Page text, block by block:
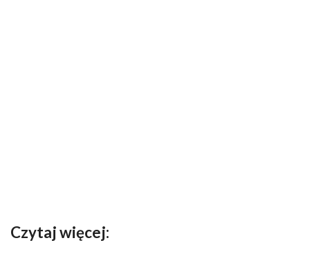
Czytaj więcej: